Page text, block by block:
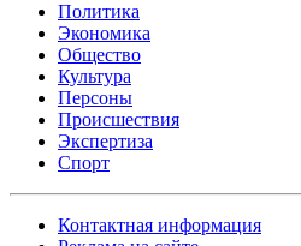
Политика
Экономика
Общество
Культура
Персоны
Происшествия
Экспертиза
Спорт
Контактная информация